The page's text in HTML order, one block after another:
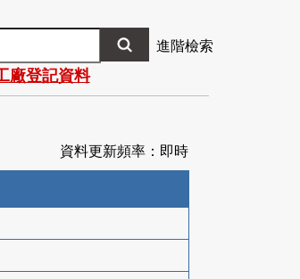
進階檢索
廠登記資料
資料更新頻率：即時